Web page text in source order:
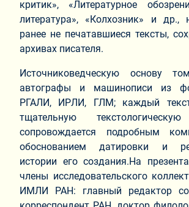
критик», «Литературное
литература», «Колхозник» и
ранее не печатавшиеся тексты,
архивах писателя.
Источниковедческую основу
автографы и машинописи из
РГАЛИ, ИРЛИ, ГЛМ; каждый
тщательную текстологическую
сопровождается подробным
обоснованием датировки и
истории его создания.На
члены исследовательского
ИМЛИ РАН: главный редактор